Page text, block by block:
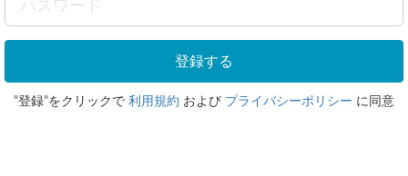
"登録"をクリックで 利用規約 および プライバシーポリシー に同意